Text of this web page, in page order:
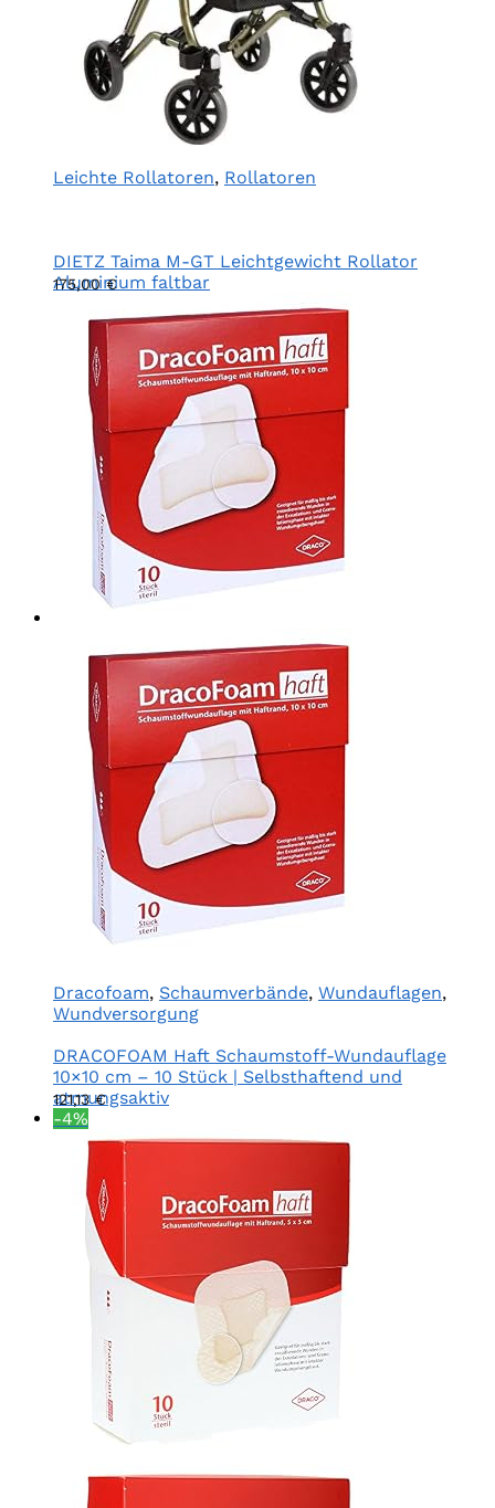
Leichte Rollatoren, Rollatoren
DIETZ Taima M-GT Leichtgewicht Rollator
Aluminium faltbar
175,00€
Dracofoam, Schaumverbände, Wundauflagen,
Wundversorgung
DRACOFOAM Haft Schaumstoff-Wundauflage
10×10 cm – 10 Stück | Selbsthaftend und
atmungsaktiv
121,13€
-4%